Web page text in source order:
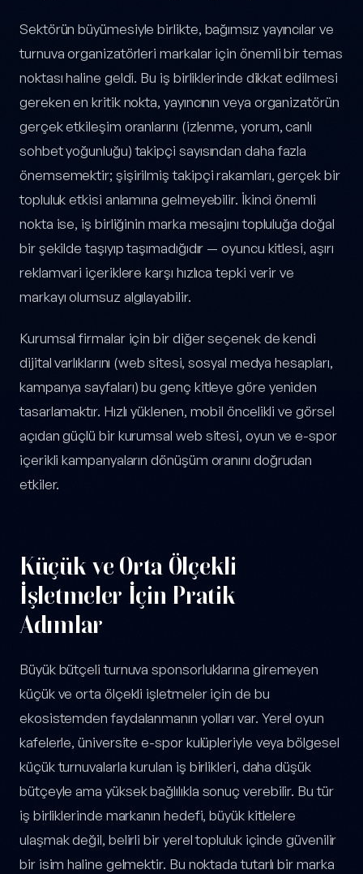
Sektörün büyümesiyle birlikte, bağımsız yayıncılar ve
turnuva organizatörleri markalar için önemli bir temas
noktası haline geldi. Bu iş birliklerinde dikkat edilmesi
gereken en kritik nokta, yayıncının veya organizatörün
gerçek etkileşim oranlarını (izlenme, yorum, canlı
sohbet yoğunluğu) takipçi sayısından daha fazla
önemsemektir; şişirilmiş takipçi rakamları, gerçek bir
topluluk etkisi anlamına gelmeyebilir. İkinci önemli
nokta ise, iş birliğinin marka mesajını topluluğa doğal
bir şekilde taşıyıp taşımadığıdır — oyuncu kitlesi, aşırı
reklamvari içeriklere karşı hızlıca tepki verir ve
markayı olumsuz algılayabilir.
Kurumsal firmalar için bir diğer seçenek de kendi
dijital varlıklarını (web sitesi, sosyal medya hesapları,
kampanya sayfaları) bu genç kitleye göre yeniden
tasarlamaktır. Hızlı yüklenen, mobil öncelikli ve görsel
açıdan güçlü bir kurumsal web sitesi, oyun ve e-spor
içerikli kampanyaların dönüşüm oranını doğrudan
etkiler.
Küçük ve Orta Ölçekli
İşletmeler İçin Pratik
Adımlar
Büyük bütçeli turnuva sponsorluklarına giremeyen
küçük ve orta ölçekli işletmeler için de bu
ekosistemden faydalanmanın yolları var. Yerel oyun
kafelerle, üniversite e-spor kulüpleriyle veya bölgesel
küçük turnuvalarla kurulan iş birlikleri, daha düşük
bütçeyle ama yüksek bağlılıkla sonuç verebilir. Bu tür
iş birliklerinde markanın hedefi, büyük kitlelere
ulaşmak değil, belirli bir yerel topluluk içinde güvenilir
bir isim haline gelmektir. Bu noktada tutarlı bir marka